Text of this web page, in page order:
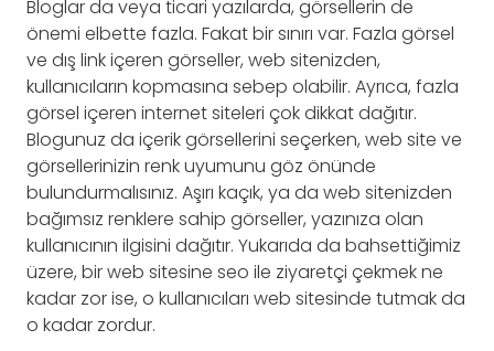
Bloglar da veya ticari yazılarda, görsellerin de
önemi elbette fazla. Fakat bir sınırı var. Fazla görsel
ve dış link içeren görseller, web sitenizden,
kullanıcıların kopmasına sebep olabilir. Ayrıca, fazla
görsel içeren internet siteleri çok dikkat dağıtır.
Blogunuz da içerik görsellerini seçerken, web site ve
görsellerinizin renk uyumunu göz önünde
bulundurmalısınız. Aşırı kaçık, ya da web sitenizden
bağımsız renklere sahip görseller, yazınıza olan
kullanıcının ilgisini dağıtır. Yukarıda da bahsettiğimiz
üzere, bir web sitesine seo ile ziyaretçi çekmek ne
kadar zor ise, o kullanıcıları web sitesinde tutmak da
o kadar zordur.